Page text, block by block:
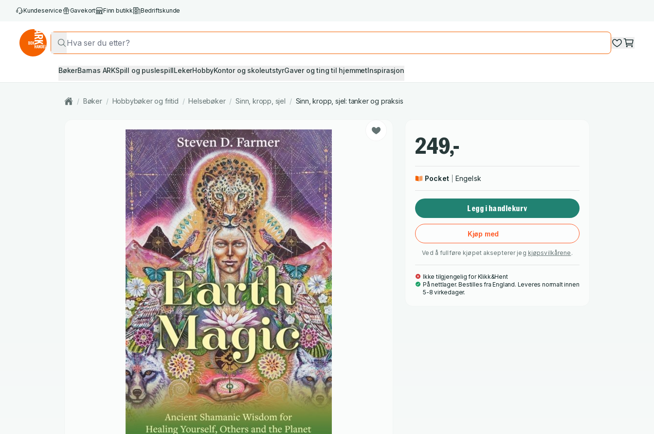
Kundeservice Gavekort Finn butikk Bedriftskunde
BøkerBarnas ARKSpill og puslespillLekerHobbyKontor og skoleutstyrGaver og ting til hjemmetInspirasjon
/ Bøker / Hobbybøker og fritid / Helsebøker / Sinn, kropp, sjel / Sinn, kropp, sjel: tanker og praksis
249,-
Pocket Engelsk
Legg i handlekurv
Kjøp med
Ved å fullføre kjøpet aksepterer jeg kjøpsvilkårene .
Ikke tilgjengelig for Klikk&Hent
På nettlager. Bestilles fra England. Leveres normalt innen
5-8 virkedager.